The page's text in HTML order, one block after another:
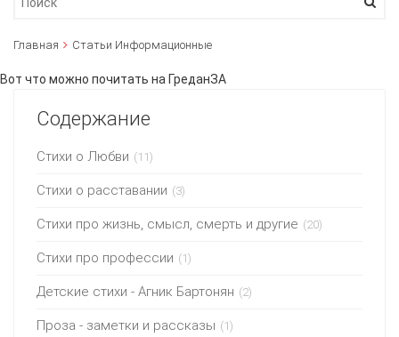
Главная Статьи Информационные
Вот что можно почитать на ГреданЗА
Содержание
Стихи о Любви (11)
Стихи о расставании (3)
Стихи про жизнь, смысл, смерть и другие (20)
Стихи про профессии (1)
Детские стихи - Агник Бартонян (2)
Проза - заметки и рассказы (1)